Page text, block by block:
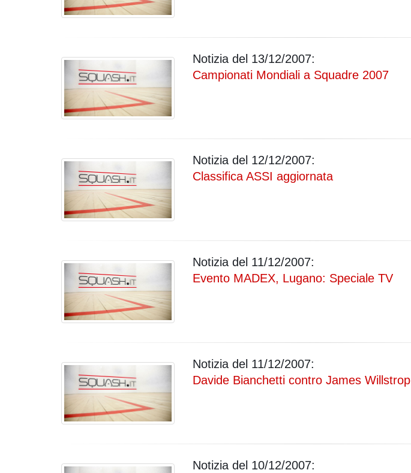
Notizia del 13/12/2007:
Campionati Mondiali a Squadre 2007
Notizia del 12/12/2007:
Classifica ASSI aggiornata
Notizia del 11/12/2007:
Evento MADEX, Lugano: Speciale TV
Notizia del 11/12/2007:
Davide Bianchetti contro James Willstrop
Notizia del 10/12/2007: